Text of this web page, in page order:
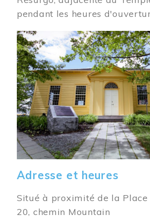
pendant les heures
Image
Adresse et heures
Situé à proximité de la Place
20, chemin Mountain